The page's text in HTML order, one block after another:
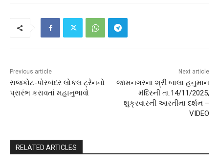
Previous article
રાજકોટ-પોરબંદર લોકલ ટ્રેનનો
પ્રારંભ કરાવતાં મહાનુભાવો
Next article
જામનગરના શ્રી બાલા હનુમાન
મંદિરની તા.14/11/2025,
શુક્રવારની આરતીના દર્શન –
VIDEO
RELATED ARTICLES